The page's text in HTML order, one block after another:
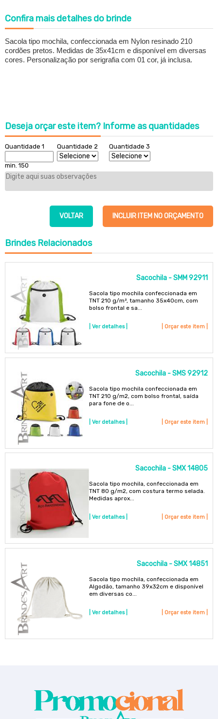
Confira mais detalhes do brinde
Sacola tipo mochila, confeccionada em Nylon resinado 210
cordões pretos. Medidas de 35x41cm e disponível em diversas
cores. Personalização por serigrafia com 01 cor, já inclusa.
Deseja orçar este item? Informe as quantidades
Quantidade 1
min. 150
Quantidade 2 Quantidade 3
INCLUIR ITEM NO ORÇAMENTO
VOLTAR
BrindesRelacionados
Sacochila - SMM 92911
Sacola tipo mochila confeccionada em
TNT 210 g/m², tamanho 35x40cm, com
bolso frontal e sa...
| Ver detalhes | | Orçar este item |
Sacochila - SMS 92912
Sacola tipo mochila confeccionada em
TNT 210 g/m2, com bolso frontal, saída
para fone de o...
| Ver detalhes | | Orçar este item |
Sacochila - SMX 14805
Sacola tipo mochila, confeccionada em
TNT 80 g/m2, com costura termo selada.
Medidas aprox...
| Ver detalhes | | Orçar este item |
Sacochila - SMX 14851
Sacola tipo mochila, confeccionada em
Algodão, tamanho 39x32cm e disponível
em diversas co...
| Ver detalhes | | Orçar este item |